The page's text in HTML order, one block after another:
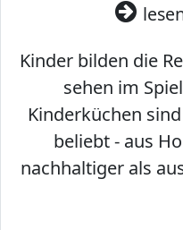
Kinder bilden die
sehen im
Kinderküchen
beliebt - aus
nachhaltiger als